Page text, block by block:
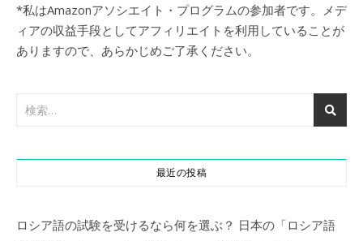
*私はAmazonアソシエイト・プログラムの参加者です。メデ
ィアの収益手段としてアフィリエイトを利用していることが
ありますので、あらかじめご了承ください。
最近の投稿
ロシア語の試験を受けるなら何を選ぶ？ 日本の「ロシア語